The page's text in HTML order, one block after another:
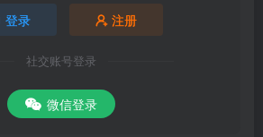
登录 注册
社交账号登录
微信登录